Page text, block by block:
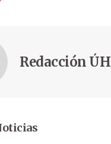
Redacción ÚH